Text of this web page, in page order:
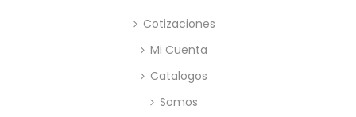
Cotizaciones
Mi Cuenta
Catalogos
Somos